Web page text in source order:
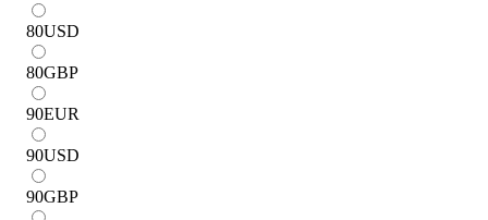
80USD
80GBP
90EUR
90USD
90GBP